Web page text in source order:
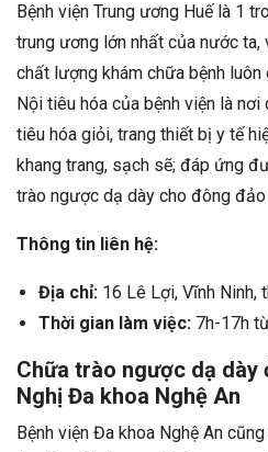
Bệnh viện Trung ương Huế là 1
trung ương lớn nhất của nước
chất lượng khám chữa bệnh
Nội tiêu hóa của bệnh viện là
tiêu hóa giỏi, trang thiết bị y tế
khang trang, sạch sẽ; đáp ứng
trào ngược dạ dày cho đông đảo
Thông tin liên hệ:
Địa chỉ: 16 Lê Lợi, Vĩnh Ninh,
Thời gian làm việc: 7h-17h
Chữa trào ngược dạ dày
Nghị Đa khoa Nghệ An
Bệnh viện Đa khoa Nghệ An